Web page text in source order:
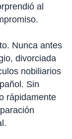
al
Nunca antes
divorciada
nobiliarios
Sin
rápidamente